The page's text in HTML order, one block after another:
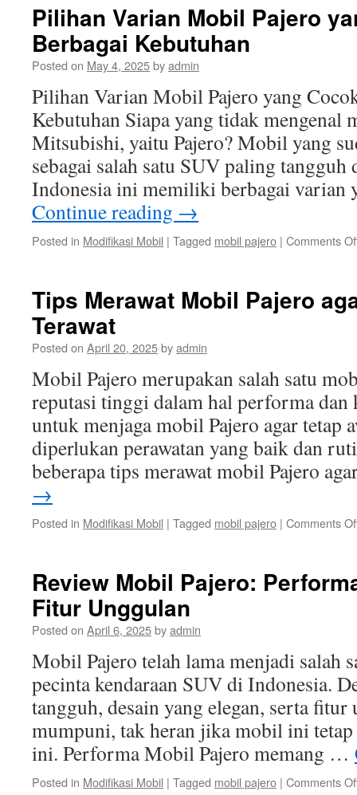
Pilihan Varian Mobil Pajero
Berbagai Kebutuhan
Posted on May 4, 2025byadmin
Pilihan Varian Mobil Pajero yang
Kebutuhan Siapa yang tidak mengenal
Mitsubishi, yaitu Pajero? Mobil yang
sebagai salah satu SUV paling tangguh
Indonesia ini memiliki berbagai varian
Continue reading →
Posted in Modifikasi Mobil | Tagged mobil pajero | Comments
Tips Merawat Mobil Pajero
Terawat
Posted on April 20, 2025byadmin
Mobil Pajero merupakan salah satu
reputasi tinggi dalam hal performa dan
untuk menjaga mobil Pajero agar tetap
diperlukan perawatan yang baik dan
beberapa tips merawat mobil Pajero
→
Posted in Modifikasi Mobil | Tagged mobil pajero | Comments
Review Mobil Pajero:
Fitur Unggulan
Posted on April 6, 2025byadmin
Mobil Pajero telah lama menjadi salah
pecinta kendaraan SUV di Indonesia.
tangguh, desain yang elegan, serta fitur
mumpuni, tak heran jika mobil ini
ini. Performa Mobil Pajero memang …
Posted in Modifikasi Mobil | Tagged mobil pajero | Comments